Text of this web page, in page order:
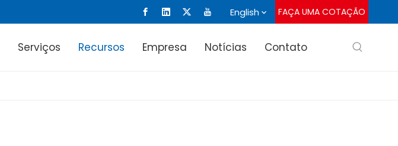
English FAÇA UMA COTAÇÃO
Serviços Recursos Empresa Notícias Contato